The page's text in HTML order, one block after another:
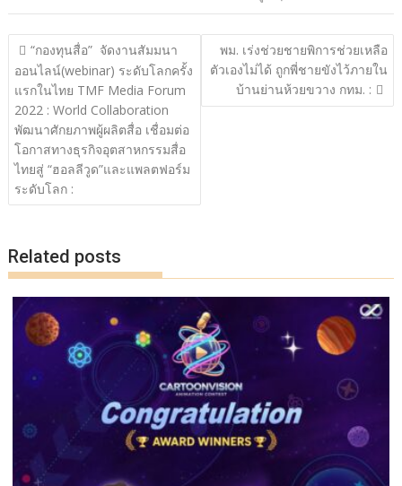
b
o
o
k
er y
Li
n
k
e
แนะแนว
เรื่อง
“กองทุนสื่อ” จัดงานสัมมนา
ออนไลน์(webinar) ระดับโลกครั้ง
แรกในไทย TMF Media Forum
2022 : World Collaboration
พัฒนาศักยภาพผู้ผลิตสื่อ เชื่อมต่อ
โอกาสทางธุรกิจอุตสาหกรรมสื่อ
ไทยสู่ “ฮอลลีวูด”และแพลตฟอร์ม
ระดับโลก :
พม. เร่งช่วยชายพิการช่วยเหลือ
ตัวเองไม่ได้ ถูกพี่ชายขังไว้ภายใน
บ้านย่านห้วยขวาง กทม. :
Related posts